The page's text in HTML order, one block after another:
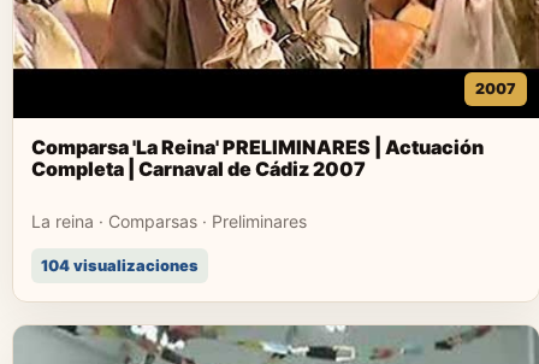
2007
Comparsa 'La Reina' PRELIMINARES | Actuación
Completa | Carnaval de Cádiz 2007
La reina · Comparsas · Preliminares
104 visualizaciones